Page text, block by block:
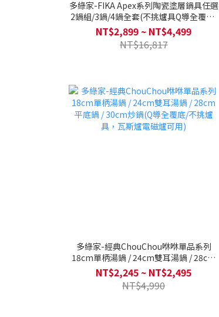
多綠家-FIKA Apex系列陶瓷塗層鍋具任選
2鍋組/3鍋/4鍋全套(不挑爐具Q導全覆底/
瓦斯爐電磁爐可用)送矽膠鍋鏟+湯勺+漏
勺
NT$2,899 ~ NT$4,499
NT$16,817
多綠家-經典ChouChou咻咻單品系列
18cm單柄湯鍋 / 24cm雙耳湯鍋 / 28cm
平底鍋 / 30cm炒鍋(Q導全覆底/不挑爐
具，瓦斯爐電磁爐可用)
NT$2,245 ~ NT$2,495
NT$4,990